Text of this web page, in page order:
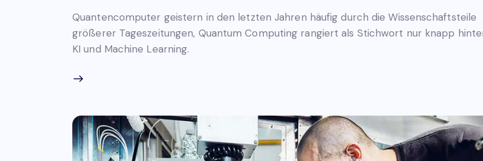
Quantencomputer geistern in den letzten Jahren häufig durch die Wissenschaftsteile
größerer Tageszeitungen, Quantum Computing rangiert als Stichwort nur knapp
KI und Machine Learning.